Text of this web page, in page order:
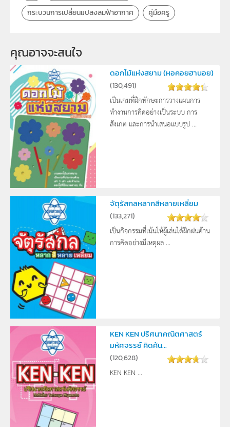
กระบวนการเปลี่ยนแปลงลมฟ้าอากาศ
คู่มือครู
คุณอาจจะสนใจ
ดอกไม้แห่งสยาม (หอคอยฮานอย)
(130,491)
เป็นเกมที่ฝึกทักษะการวางแผนการ
ทำงานการคิดอย่างเป็นระบบ การ
สังเกต และการนำเสนอแบบรูป ...
จัตุรัสกลหลากสีหลายเหลี่ยม
(133,271)
เป็นกิจกรรมที่เน้นให้ผู้เล่นได้ฝึกฝนด้าน
การคิดอย่างมีเหตุผล ...
KEN KEN ปริศนาคณิตศาสตร์
มหัศจรรย์ คิดค้น...
(120,628)
KEN KEN ...